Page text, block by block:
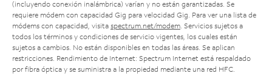
(incluyendo conexión inalámbrica) varían y no están garantizadas. Se
requiere módem con capacidad Gig para velocidad Gig. Para ver una lista de
módems con capacidad, visita spectrum.net/modem . Servicios sujetos a
todos los términos y condiciones de servicio vigentes, los cuales están
sujetos a cambios. No están disponibles en todas las áreas. Se aplican
restricciones. Rendimiento de Internet: Spectrum Internet está respaldado
por fibra óptica y se suministra a la propiedad mediante una red HFC.